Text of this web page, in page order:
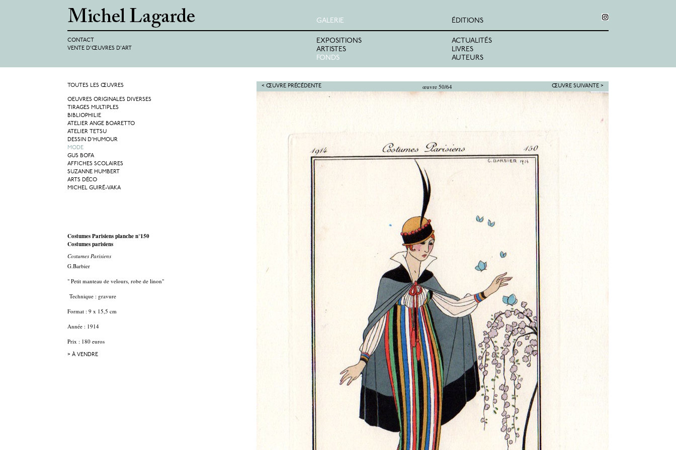
GALERIE
EXPOSITIONS
ARTISTES
FONDS
ÉDITIONS
ACTUALITÉS
LIVRES
AUTEURS
CONTACT
VENTE D'ŒUVRES D'ART
œuvre 50/64
< ŒUVRE PRÉCÉDENTE ŒUVRE SUIVANTE >
TOUTES LES ŒUVRES
OEUVRES ORIGINALES DIVERSES
TIRAGES MULTIPLES
BIBLIOPHILIE
ATELIER ANGE BOARETTO
ATELIER TETSU
DESSIN D'HUMOUR
MODE
GUS BOFA
AFFICHES SCOLAIRES
SUZANNE HUMBERT
ARTS DÉCO
MICHEL GUIRÉ-VAKA
Costumes Parisiens planche n°150
Costumes parisiens
Costumes Parisiens
G.Barbier
" Petit manteau de velours, robe de linon"
Technique : gravure
Format : 9 x 15,5 cm
Année : 1914
Prix : 180 euros
> À VENDRE